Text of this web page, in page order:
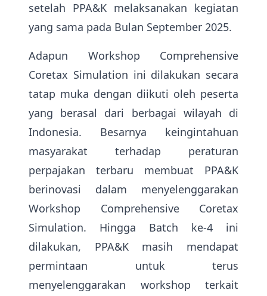
setelah PPA&K melaksanakan kegiatan
yang sama pada Bulan September 2025.
Adapun Workshop Comprehensive
Coretax Simulation ini dilakukan secara
tatap muka dengan diikuti oleh peserta
yang berasal dari berbagai wilayah di
Indonesia. Besarnya keingintahuan
masyarakat terhadap peraturan
perpajakan terbaru membuat PPA&K
berinovasi dalam menyelenggarakan
Workshop Comprehensive Coretax
Simulation. Hingga Batch ke-4 ini
dilakukan, PPA&K masih mendapat
permintaan untuk terus
menyelenggarakan workshop terkait